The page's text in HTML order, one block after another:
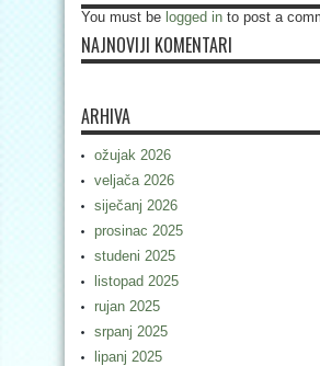
You must be logged in to post a
NAJNOVIJI KOMENTARI
ARHIVA
ožujak 2026
veljača 2026
siječanj 2026
prosinac 2025
studeni 2025
listopad 2025
rujan 2025
srpanj 2025
lipanj 2025